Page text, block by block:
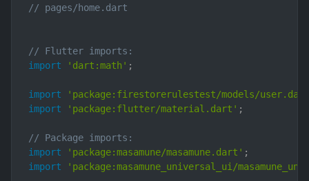
// pages/home.dart
// Flutter imports:
import
'dart:math' ;
import
'package:firestorerulestest/models/
import
'package:flutter/material.dart' ;
// Package imports:
import
'package:masamune/masamune.dart' ;
import
'package:masamune_universal_ui/